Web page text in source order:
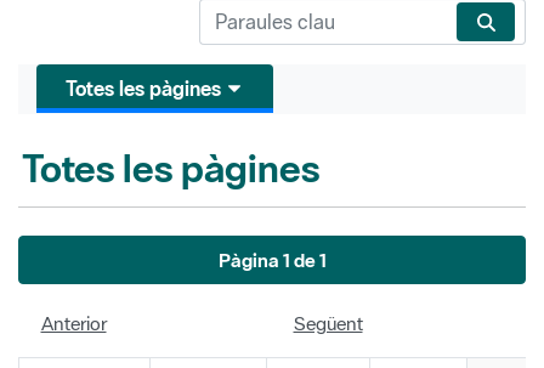
Totes les pàgines
Totes les pàgines
Pàgina 1 de 1
Anterior Següent